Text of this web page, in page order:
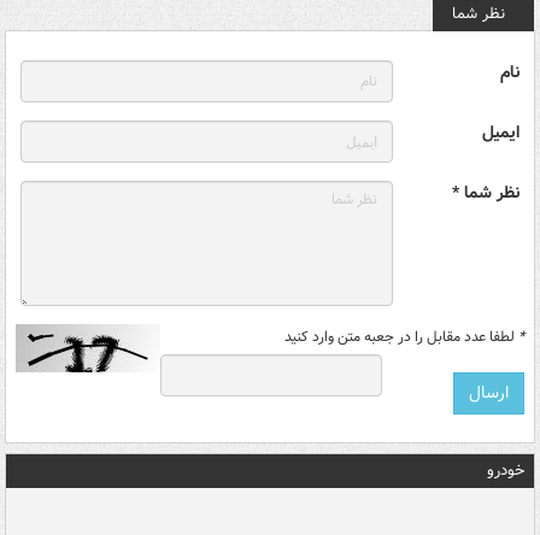
نظر شما
نام
ایمیل
نظر شما *
* لطفا عدد مقابل را در جعبه متن وارد کنید
خودرو